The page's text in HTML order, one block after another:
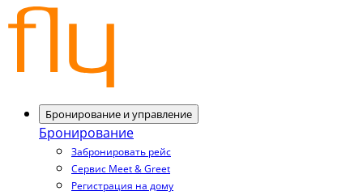
Бронирование и управление
Бронирование
Забронировать рейс
Сервис Meet & Greet
Регистрация на дому